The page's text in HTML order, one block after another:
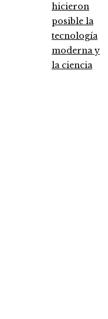
hicieron
posible la
tecnología
moderna y
la ciencia